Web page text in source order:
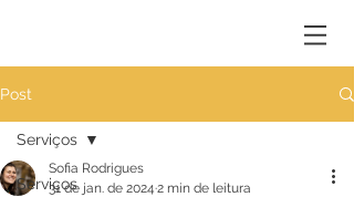
Post
Serviços
Serviços
Sofia Rodrigues
31 de jan. de 2024 2 min de leitura